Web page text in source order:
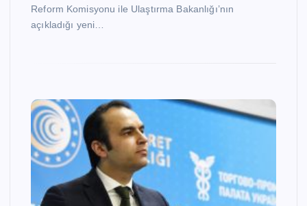
Reform Komisyonu ile Ulaştırma Bakanlığı’nın
açıkladığı yeni…